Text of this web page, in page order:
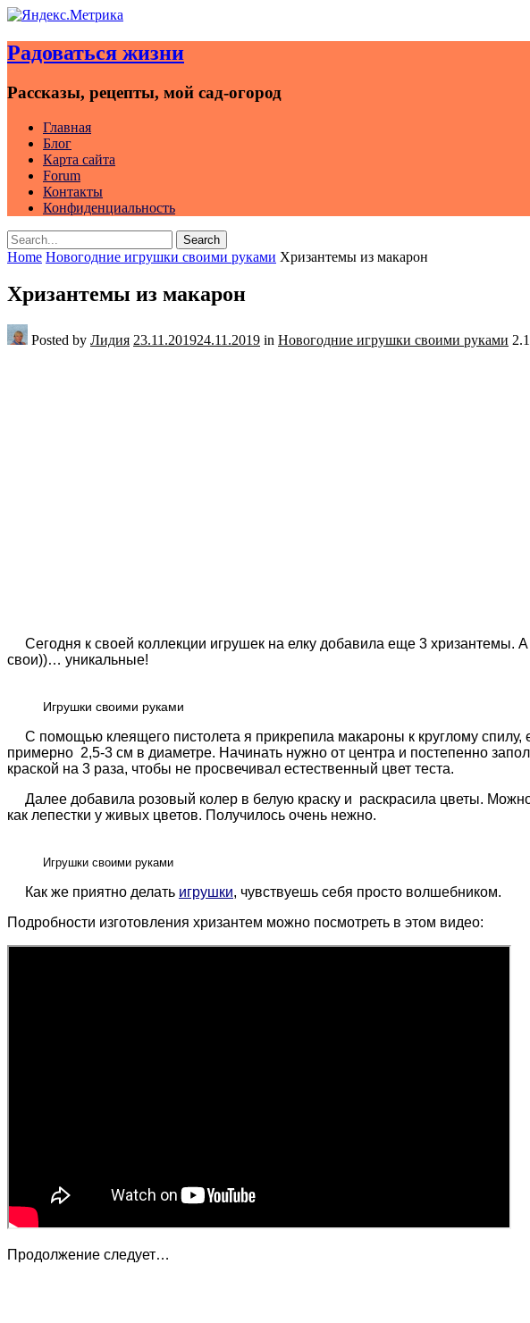
to
content
Радоваться жизни
Рассказы, рецепты, мой сад-огород
Главная
Блог
Карта сайта
Forum
Контакты
Конфиденциальность
Search
for:
Search
Home Новогодние игрушки своими руками Хризантемы из макарон
Хризантемы из макарон
Posted by Лидия 23.11.201924.11.2019 in Новогодние игрушки своими руками
Сегодня к своей коллекции игрушек на елку добавила еще 3 хризантемы.
свои))… уникальные!
Игрушки своими руками
С помощью клеящего пистолета я прикрепила макароны к круглому
примерно 2,5-3 см в диаметре. Начинать нужно от центра и постепенно
краской на 3 раза, чтобы не просвечивал естественный цвет теста.
Далее добавила розовый колер в белую краску и раскрасила цветы.
как лепестки у живых цветов. Получилось очень нежно.
Игрушки своими руками
Как же приятно делать игрушки, чувствуешь себя просто волшебником.
Подробности изготовления хризантем можно посмотреть в этом видео:
Продолжение следует…